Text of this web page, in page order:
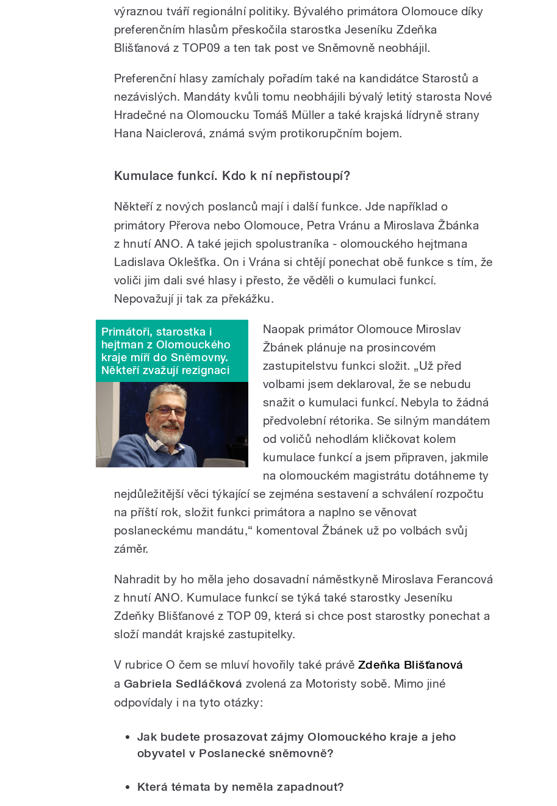
výraznou tváří regionální politiky. Bývalého primátora Olomouce díky
preferenčním hlasům přeskočila starostka Jeseníku Zdeňka
Blišťanová z TOP09 a ten tak post ve Sněmovně neobhájil.
Preferenční hlasy zamíchaly pořadím také na kandidátce Starostů a
nezávislých. Mandáty kvůli tomu neobhájili bývalý letitý starosta Nové
Hradečné na Olomoucku Tomáš Müller a také krajská lídryně strany
Hana Naiclerová, známá svým protikorupčním bojem.
Kumulace funkcí. Kdo k ní nepřistoupí?
Někteří z nových poslanců mají i další funkce. Jde například o
primátory Přerova nebo Olomouce, Petra Vránu a Miroslava Žbánka
z hnutí ANO. A také jejich spolustraníka - olomouckého hejtmana
Ladislava Oklešťka. On i Vrána si chtějí ponechat obě funkce s tím, že
voliči jim dali své hlasy i přesto, že věděli o kumulaci funkcí.
Nepovažují ji tak za překážku.
Primátoři, starostka i
hejtman z Olomouckého
kraje míří do Sněmovny.
Někteří zvažují rezignaci
Naopak primátor Olomouce Miroslav
Žbánek plánuje na prosincovém
zastupitelstvu funkci složit. „Už před
volbami jsem deklaroval, že se nebudu
snažit o kumulaci funkcí. Nebyla to žádná
předvolební rétorika. Se silným mandátem
od voličů nehodlám kličkovat kolem
kumulace funkcí a jsem připraven, jakmile
na olomouckém magistrátu dotáhneme ty
nejdůležitější věci týkající se zejména sestavení a schválení rozpočtu
na příští rok, složit funkci primátora a naplno se věnovat
poslaneckému mandátu,“ komentoval Žbánek už po volbách svůj
záměr.
Nahradit by ho měla jeho dosavadní náměstkyně Miroslava Ferancová
z hnutí ANO. Kumulace funkcí se týká také starostky Jeseníku
Zdeňky Blišťanové z TOP 09, která si chce post starostky ponechat a
složí mandát krajské zastupitelky.
V rubrice O čem se mluví hovořily také právě Zdeňka Blišťanová
a Gabriela Sedláčková zvolená za Motoristy sobě. Mimo jiné
odpovídaly i na tyto otázky:
Jak budete prosazovat zájmy Olomouckého kraje a jeho
obyvatel v Poslanecké sněmovně?
Která témata by neměla zapadnout?